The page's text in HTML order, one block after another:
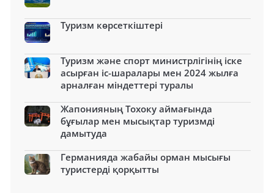
Туризм көрсеткіштері
Туризм және спорт министрлігінің іске
асырған іс-шаралары мен 2024 жылға
арналған міндеттері туралы
Жапонияның Тохоку аймағында
бұғылар мен мысықтар туризмді
дамытуда
Германияда жабайы орман мысығы
туристерді қорқытты